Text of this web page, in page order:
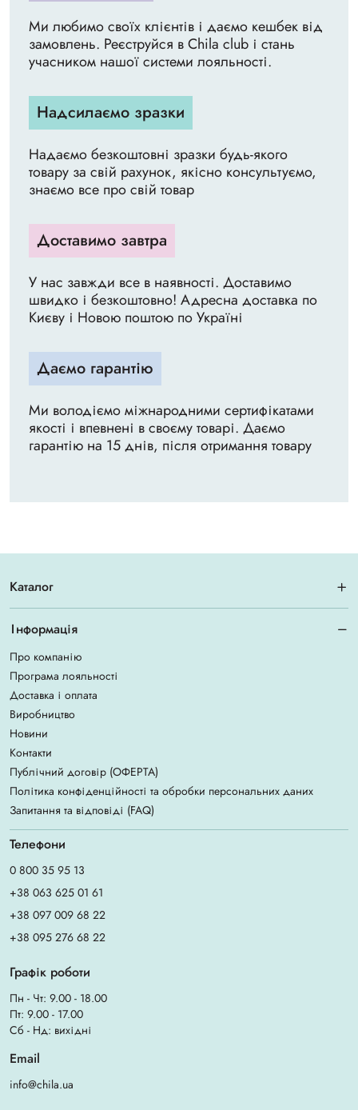
Ми любимо своїх клієнтів і даємо кешбек від
замовлень. Реєструйся в Chila club і стань
учасником нашої системи лояльності.
Надсилаємо зразки
Надаємо безкоштовні зразки будь-якого
товару за свій рахунок, якісно консультуємо,
знаємо все про свій товар
Доставимо завтра
У нас завжди все в наявності. Доставимо
швидко і безкоштовно! Адресна доставка по
Києву і Новою поштою по Україні
Даємо гарантію
Ми володіємо міжнародними сертифікатами
якості і впевнені в своєму товарі. Даємо
гарантію на 15 днів, після отримання товару
Каталог
Інформація
Про компанію
Програма лояльності
Доставка і оплата
Виробництво
Новини
Контакти
Публічний договір (ОФЕРТА)
Політика конфіденційності та обробки персональних даних
Запитання та відповіді (FAQ)
Телефони
0 800 35 95 13
+38 063 625 01 61
+38 097 009 68 22
+38 095 276 68 22
Графік роботи
Пн - Чт: 9.00 - 18.00
Пт: 9.00 - 17.00
Сб - Нд: вихідні
Email
info@chila.ua